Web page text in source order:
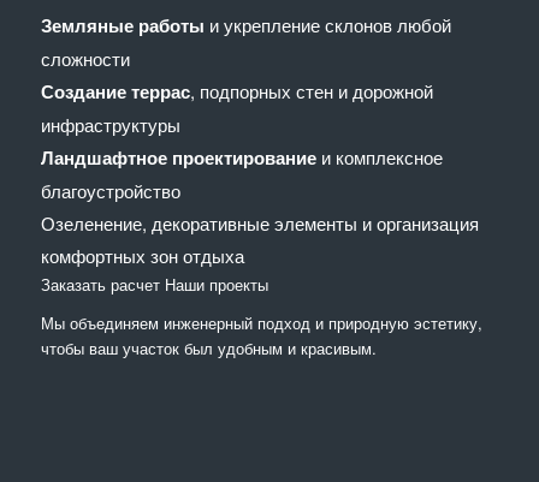
Земляные работы и укрепление склонов любой
сложности
Создание террас, подпорных стен и дорожной
инфраструктуры
Ландшафтное проектированиеи комплексное
благоустройство
Озеленение, декоративные элементы и организация
комфортных зон отдыха
Заказать расчет Наши проекты
Мы объединяем инженерный подход и природную эстетику,
чтобы ваш участок был удобным и красивым.